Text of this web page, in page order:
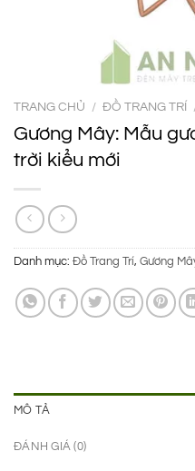
TRANG CHỦ / ĐỒ TRANG TRÍ
Gương Mây: Mẫu
trời kiểu mới
Danh mục: Đồ Trang Trí, Gương
MÔ TẢ
ĐÁNH GIÁ (0)